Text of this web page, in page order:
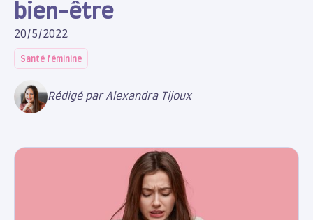
bien-être
20/5/2022
Santé féminine
Rédigé par Alexandra Tijoux